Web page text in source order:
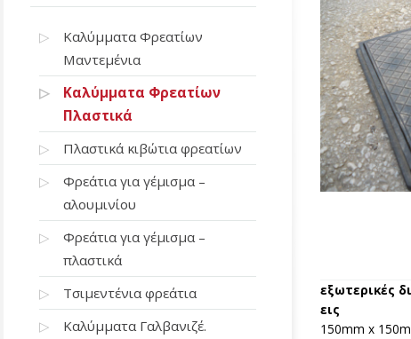
Καλύμματα Φρεατίων
Μαντεμένια
Καλύμματα Φρεατίων
Πλαστικά
Πλαστικά κιβώτια φρεατίων
Φρεάτια για γέμισμα –
αλουμινίου
Φρεάτια για γέμισμα –
πλαστικά
Τσιμεντένια φρεάτια
Καλύμματα Γαλβανιζέ.
εξωτερικές
εις
150mm x